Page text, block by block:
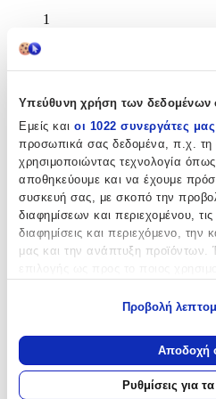
Υπεύθυνη χρήση των δεδομένων
Εμείς και οι 1022 συνεργάτες μας
προσωπικά σας δεδομένα, π.χ. τη
χρησιμοποιώντας τεχνολογία
αποθηκεύουμε και να έχουμε
συσκευή σας, με σκοπό την
διαφημίσεων και περιεχομένου,
διαφημίσεις και περιεχόμενο, την
μας και την ανάπτυξη προϊόντων.
Να συλλέξουμε
σας τοποθεσία, οι οποίες
απόσταση μερικών μέτρων
Να αναγνωρίσουμε τη
Προβολή
Αποδοχή
Ρυθμίσεις για
1
Αξιολογήσεις
Προς το παρόν δεν υπάρχουν άλλες
προστεθούν, θα εμφανιστούν εδώ.
Πώς υπολογίζεται η βαθμολογία
Η τελική βαθμολογία βασίζεται
που έχουν πραγματοποιήσει
επιβεβαιώσει την αγορά τους.
Γράψου στο Νewsletter μας για
Εγγραφή
Πατώντας «Εγγραφή» αποδέχεσαι
ΕΤΑΙΡΕΙΑ